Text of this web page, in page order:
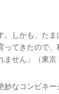
。しかも、た
てきたので
せん」（東京
なコンビネ